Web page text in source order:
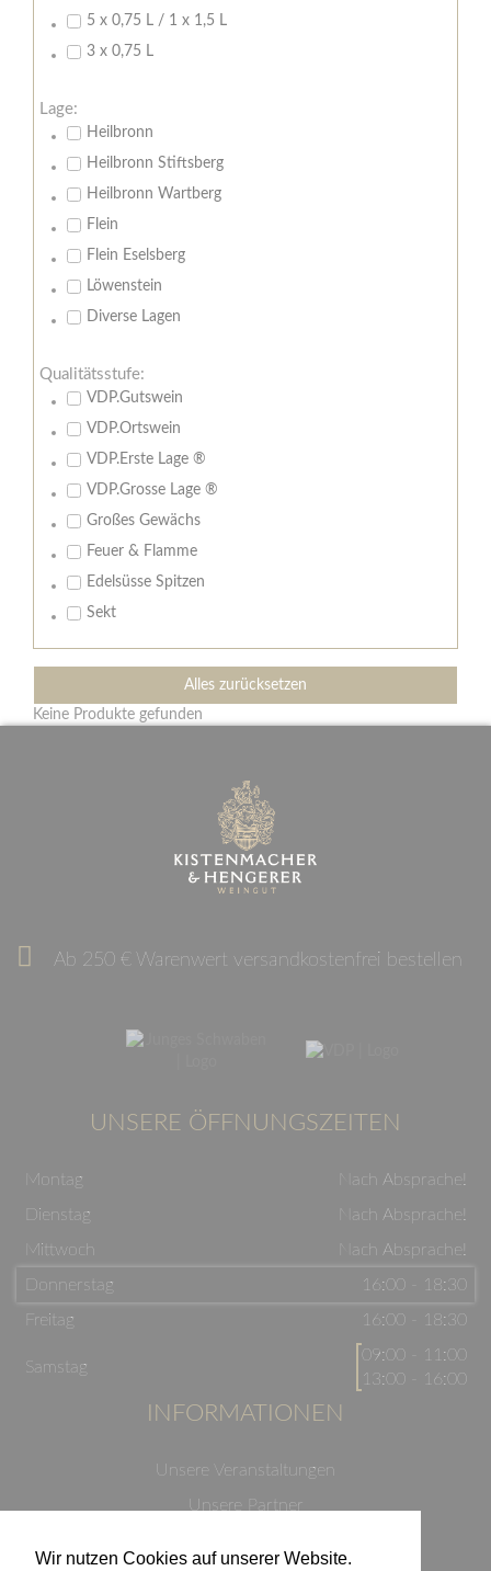
Wir nutzen Cookies auf unserer Website.
5 x 0,75 L / 1 x 1,5 L
3 x 0,75 L
Lage:
Heilbronn
Heilbronn Stiftsberg
Heilbronn Wartberg
Flein
Flein Eselsberg
Löwenstein
Diverse Lagen
Qualitätsstufe:
VDP.Gutswein
VDP.Ortswein
VDP.Erste Lage ®
VDP.Grosse Lage ®
Großes Gewächs
Feuer & Flamme
Edelsüsse Spitzen
Sekt
Alles zurücksetzen
Keine Produkte gefunden
Ab 250 € Warenwert versandkostenfrei bestellen
UNSERE ÖFFNUNGSZEITEN
Montag
Nach Absprache!
Dienstag
Nach Absprache!
Mittwoch
Nach Absprache!
Donnerstag
16:00 - 18:30
Freitag
16:00 - 18:30
Samstag
09:00 - 11:00
13:00 - 16:00
INFORMATIONEN
Unsere Veranstaltungen
Unsere Partner